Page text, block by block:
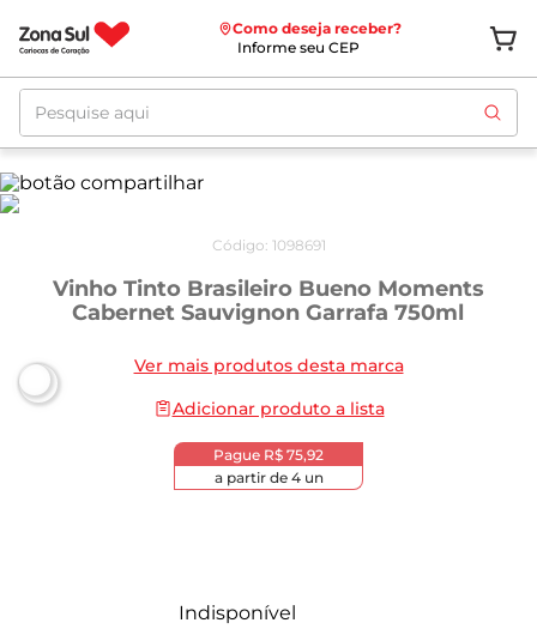
Como deseja receber?
Informe seu CEP
Pesquise aqui
Código: 1098691
Vinho Tinto Brasileiro Bueno Moments
Cabernet Sauvignon Garrafa 750ml
Ver mais produtos desta marca
Adicionar produto a lista
Pague R$ 75,92
a partir de 4un
Indisponível